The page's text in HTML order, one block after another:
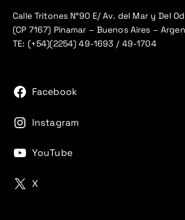
Calle Tritones N°90 E/ Av. del Mar y Del
(CP 7167) Pinamar – Buenos Aires –
TE: (+54)(2254) 49-1693 / 49-1704
Facebook
Instagram
YouTube
X